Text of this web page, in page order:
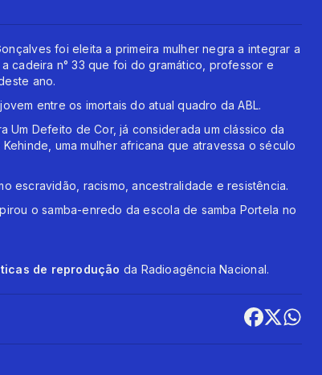
foi eleita a primeira mulher negra a integrar a
cadeira n° 33 que foi do gramático, professor e
ano.
entre os imortais do atual quadro da ABL.
Um Defeito de Cor, já considerada um clássico da
uma mulher africana que atravessa o século
escravidão, racismo, ancestralidade e resistência.
o samba-enredo da escola de samba Portela no
de reprodução da Radioagência Nacional.